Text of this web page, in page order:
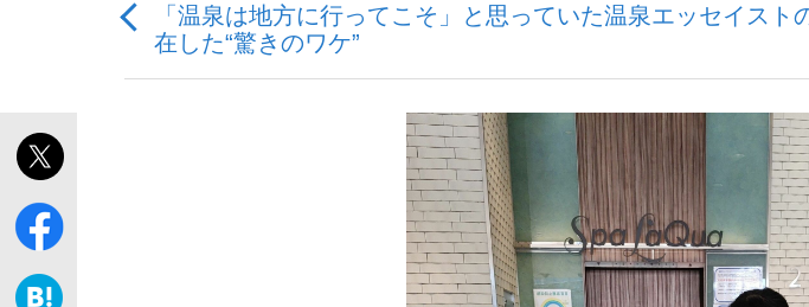
「最悪の空気のまま解散」WBC日本代表“敗戦”の真実 選手が明かす...
「温泉は地方に行ってこそ」と思っていた温泉エッセイス
在した“驚きのワケ”